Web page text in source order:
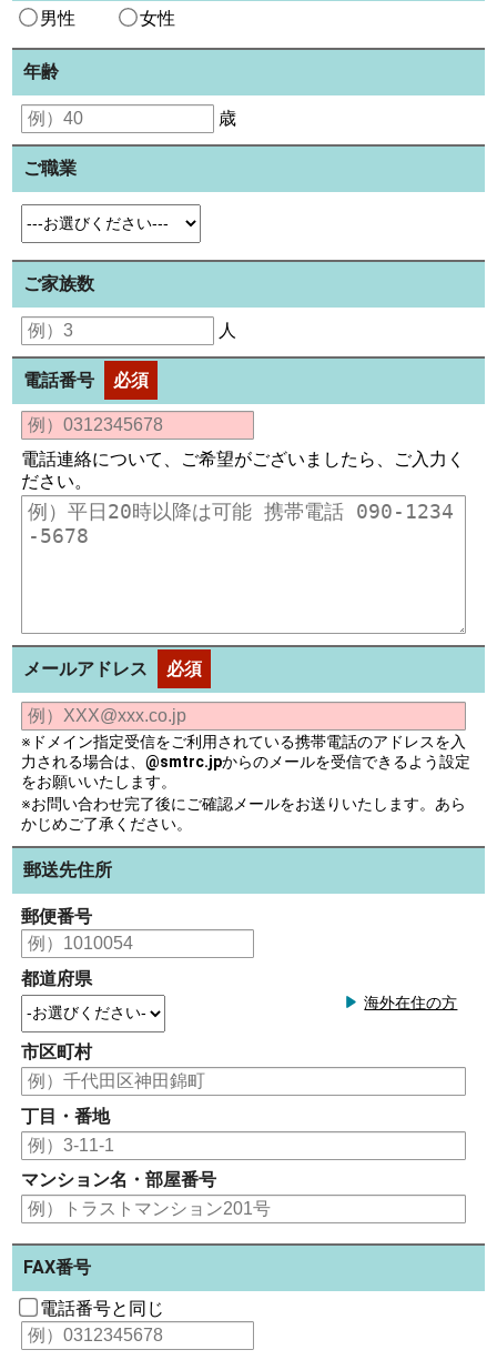
男性
女性
年齢
歳
ご職業
ご家族数
人
電話番号 必須
電話連絡について、ご希望がございましたら、ご入力く
ださい。
メールアドレス 必須
※ドメイン指定受信をご利用されている携帯電話のアドレスを入
力される場合は、@smtrc.jpからのメールを受信できるよう設定
をお願いいたします。
※お問い合わせ完了後にご確認メールをお送りいたします。あら
かじめご了承ください。
郵送先住所
郵便番号
都道府県
海外在住の方
市区町村
丁目・番地
マンション名・部屋番号
FAX番号
電話番号と同じ